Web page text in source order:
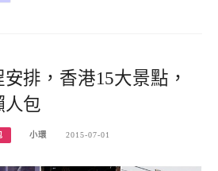
排，香港15大景點，
人包
小環 2015-07-01